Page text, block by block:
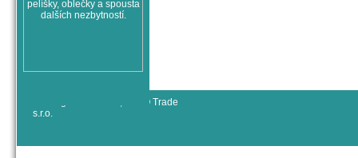
© All rights reserved, RYJO Trade
s.r.o.